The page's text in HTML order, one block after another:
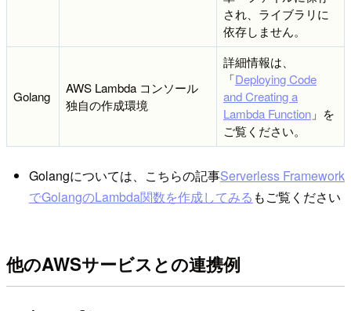
され、ライブラリに
依存しません。
Golang
AWS Lambda コンソール
独自の作成環境
詳細情報は、
「Deploying Code
and Creating a
Lambda Function 」を
ご覧ください。
Golangについては、こちらの記事Serverless Framework
でGolangのLambda関数を作成してみる もご覧ください
他のAWSサービスとの連携例